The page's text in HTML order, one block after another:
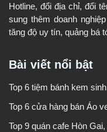
Hotline, đổi địa chỉ, đổi
sung thêm doanh
tăng độ uy tín, quảng bá
Bài viết nổi bật
Top 6 tiệm bánh kem
Top 6 cửa hàng bán Áo
Top 9 quán cafe Hòn